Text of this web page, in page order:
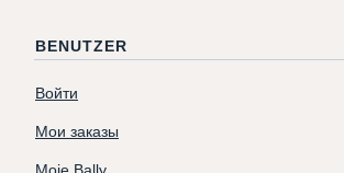
BENUTZER
Войти
Мои заказы